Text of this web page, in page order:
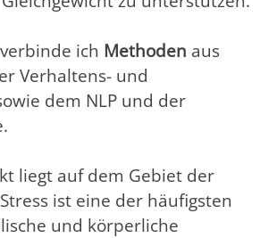
ich Methoden aus
Verhaltens- und
dem NLP und der
liegt auf dem Gebiet der
ist eine der häufigsten
und körperliche